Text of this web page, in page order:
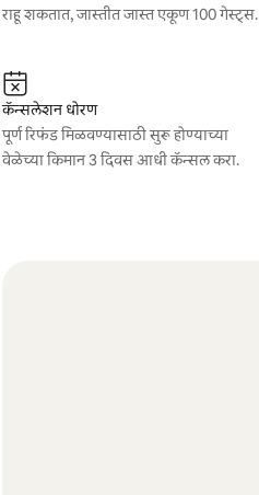
राहू शकतात, जास्तीत जास्त एकूण 100 गेस्ट्स.
कॅन्सलेशन धोरण
पूर्ण रिफंड मिळवण्यासाठी सुरू होण्याच्या
वेळेच्या किमान 3 दिवस आधी कॅन्सल करा.